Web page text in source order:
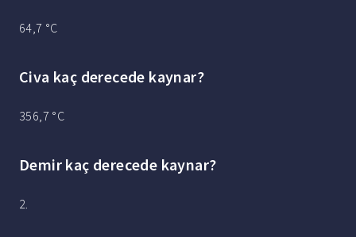
64,7 °C
Civa kaç derecede kaynar?
356,7 °C
Demir kaç derecede kaynar?
2.